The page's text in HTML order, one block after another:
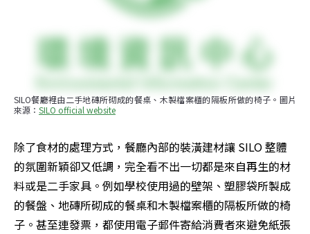
SILO餐廳裡由二手地磚所砌成的餐桌、木製檔案櫃的隔板所做的椅子。圖片
來源： SILO official website
除了食材的處理方式，餐廳內部的裝潢建材讓 SILO 整體
的氛圍新穎卻又低調，完全看不出一切都是來自再生的材
料或是二手家具。例如學校使用過的壁架、塑膠袋所製成
的餐盤、地磚所砌成的餐桌和木製檔案櫃的隔板所做的椅
子。甚至連發票，都使用電子郵件寄給消費者來避免紙張